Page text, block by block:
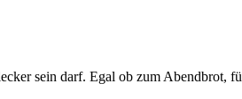
sein darf. Egal ob zum Abendbrot,